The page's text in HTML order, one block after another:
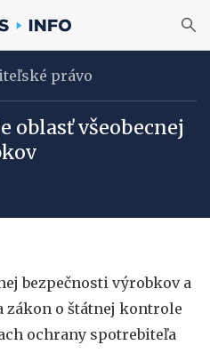
právo
oblasť všeobecnej
bezpečnosti výrobkov a
zákon o štátnej kontrole
ochrany spotrebiteľa